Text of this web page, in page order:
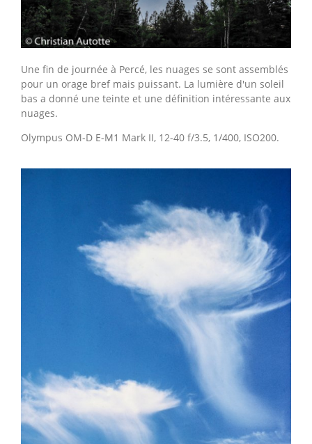
Une fin de journée à Percé, les nuages se sont assemblés
pour un orage bref mais puissant. La lumière d'un soleil
bas a donné une teinte et une définition intéressante aux
nuages.
Olympus OM-D E-M1 Mark II, 12-40 f/3.5, 1/400, ISO200.